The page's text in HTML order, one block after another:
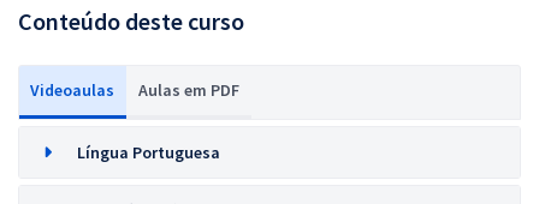
Conteúdo deste curso
Videoaulas Aulas em PDF
Língua Portuguesa